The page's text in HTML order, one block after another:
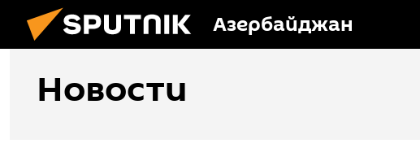
Азербайджан
Новости